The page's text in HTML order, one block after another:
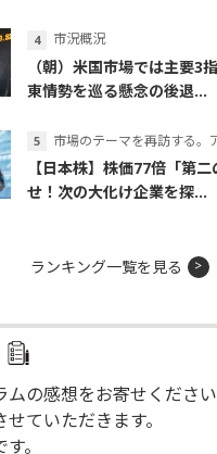
市況概況
（朝）米国市場では主要
東情勢を巡る懸念の後退...
市場のテーマを再訪する。アナリ
【日本株】株価77倍「第
せ！次の大化け企業を探...
ランキング一覧を見る
ムの感想をお寄せくださ
ていただきます。
。